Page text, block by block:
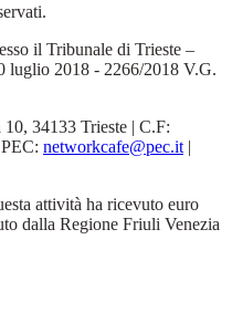
il Tribunale di Trieste –
luglio 2018 - 2266/2018 V.G.
34133 Trieste | C.F:
networkcafe@pec.it |
attività ha ricevuto euro
dalla Regione Friuli Venezia